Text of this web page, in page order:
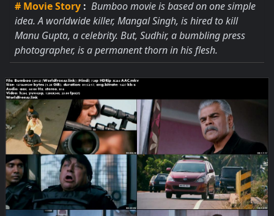
# Movie Story : Bumboo movie is based on one simple
idea. A worldwide killer, Mangal Singh, is hired to kill
Manu Gupta, a celebrity. But, Sudhir, a bumbling press
photographer, is a permanent thorn in his flesh.